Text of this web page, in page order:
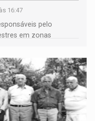
16:47
pelo
em zonas